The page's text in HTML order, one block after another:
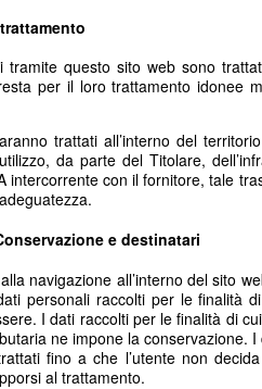
tramite questo sito web sono
per il loro trattamento idonee
trattati all’interno del
da parte del Titolare,
intercorrente con il fornitore, tale
e destinatari
navigazione all’interno del sito
personali raccolti per le
I dati raccolti per le finalità di
ne impone la conservazione.
fino a che l’utente non
al trattamento.